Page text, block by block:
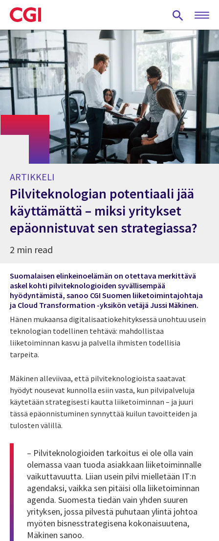
Skip
to
main
content
ARTIKKELI
Pilviteknologian potentiaali jää
käyttämättä – miksi yritykset
epäonnistuvat sen strategiassa?
2 min read
Suomalaisen elinkeinoelämän on otettava merkittävä
askel kohti pilviteknologioiden syvällisempää
hyödyntämistä, sanoo CGI Suomen liiketoimintajohtaja
ja Cloud Transformation -yksikön vetäjä Jussi Mäkinen.
Hänen mukaansa digitalisaatiokehityksessä unohtuu usein
teknologian todellinen tehtävä: mahdollistaa
liiketoiminnan kasvu ja palvella ihmisten todellisia
tarpeita.
Mäkinen alleviivaa, että pilviteknologioista saatavat
hyödyt nousevat kunnolla esiin vasta, kun pilvipalveluja
käytetään strategisesti kautta liiketoiminnan – ja juuri
tässä epäonnistuminen synnyttää kuilun tavoitteiden ja
tulosten välillä.
– Pilviteknologioiden tarkoitus ei ole olla vain
olemassa vaan tuoda asiakkaan liiketoiminnalle
vaikuttavuutta. Liian usein pilvi mielletään IT:n
agendaksi, vaikka sen pitäisi olla liiketoiminnan
agenda. Suomesta tiedän vain yhden suuren
yrityksen, jossa pilvestä puhutaan ylintä johtoa
myöten bisnesstrategisena kokonaisuutena,
Mäkinen sanoo.